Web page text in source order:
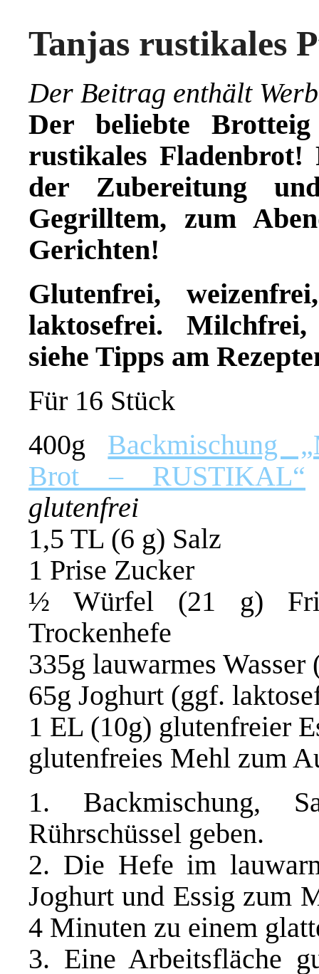
Tanjas rustikales
Der Beitrag enthält
Der beliebte
rustikales
der Zubereitung
Gegrilltem, zum
Gerichten!
Glutenfrei,
laktosefrei.
siehe Tipps am
Für 16 Stück
400g Backmischung
Brot – RUSTIKAL“
glutenfrei
1,5 TL (6 g) Salz
1 Prise Zucker
½ Würfel (21 g)
Trockenhefe
335g lauwarmes Wasser
65g Joghurt (ggf.
1 EL (10g) glutenfreier
glutenfreies Mehl zum
1. Backmischung,
Rührschüssel geben.
2. Die Hefe im
Joghurt und Essig zum
4 Minuten zu einem
3. Eine Arbeitsfläche